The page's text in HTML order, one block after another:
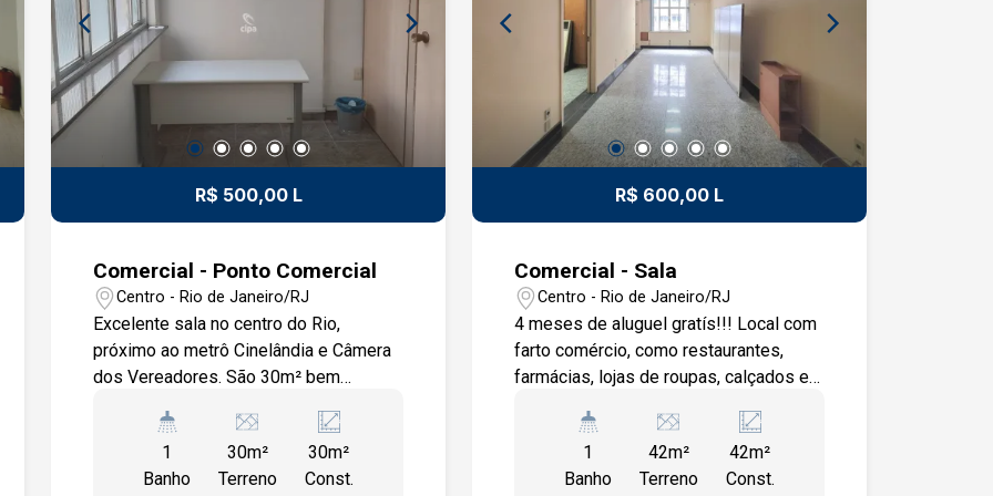
SEGURANÇA. - GARANTIA DE FIADOR,
SEGURO FIANÇA OU TÍTULO DE
CAPITALIZAÇÃO. ACESSE O NOSSO
SITE CÓD. . OS VALORES DAS TAXAS
(CONDOMÍNIO E ENCARGOS) SÃO
APROXIMADOS E PODEM SOFRER
transporte público. CONDIÇÕES DE
GARANTIA: Aceitamos: Fiador, seguro
fiança, título de capitalização. e
CredAluga (A consultar) IMPORTANTE:
Valores aproximados para taxas
(condomínio e encargos), sujeitos a
ALUGAR? ALUGUE CONOSCO!!! TRATE
R$ 500,00 L
Comercial - Ponto Comercial
Centro - Rio de Janeiro/RJ
Excelente sala no centro do Rio,
próximo ao metrô Cinelândia e Câmera
dos Vereadores. São 30m² bem
servir de arquivo. Ligue e agende sua
1
Banho
30m²
Terreno
30m²
Const.
R$ 600,00 L
Comercial - Sala
Centro - Rio de Janeiro/RJ
4 meses de aluguel gratís!!! Local com
farto comércio, como restaurantes,
farmácias, lojas de roupas, calçados e
bancarias, cursos, clinas, consultórios e
outros e a poucos minutos da estação
do metrô Cinelândia e Carioca. Sala
1
Banho
42m²
Terreno
42m²
Const.